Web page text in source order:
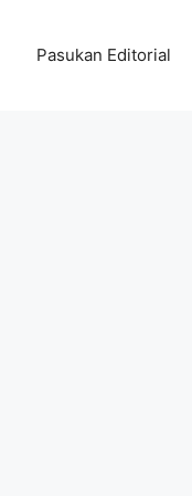
Pasukan Editorial